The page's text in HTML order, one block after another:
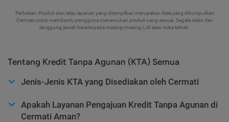
Perhatian: Produk dan/atau layanan yang ditampilkan merupakan data yang dikumpulkan
Cermati untuk membantu pengguna menemukan produk yang sesuai. Segala risiko dan
tanggung jawab berada pada masing-masing LJK atau mitra terkait.
Tentang Kredit Tanpa Agunan (KTA) Semua
Jenis-Jenis KTA yang Disediakan oleh Cermati
Apakah Layanan Pengajuan Kredit Tanpa Agunan di
Cermati Aman?